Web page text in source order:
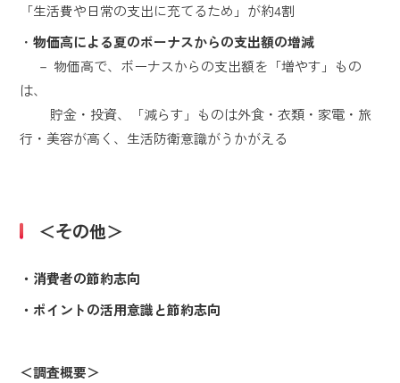
「生活費や日常の支出に充てるため」が約4割
・物価高による夏のボーナスからの支出額の増減
－ 物価高で、ボーナスからの支出額を「増やす」もの
は、
貯金・投資、「減らす」ものは外食・衣類・家電・旅
行・美容が高く、生活防衛意識がうかがえる
＜その他＞
・消費者の節約志向
・ポイントの活用意識と節約志向
＜調査概要＞